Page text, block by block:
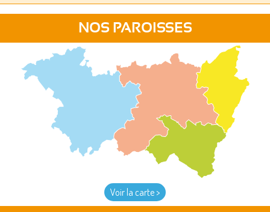
NOS PAROISSES
Voir la carte >